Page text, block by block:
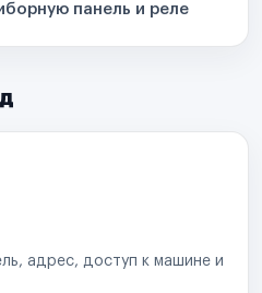
панель и реле
адрес, доступ к машине и